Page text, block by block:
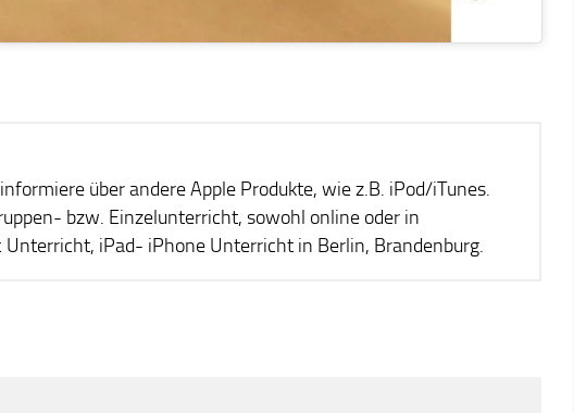
über andere Apple Produkte, wie z.B. iPod/iTunes.
bzw. Einzelunterricht, sowohl online oder in
iPad- iPhone Unterricht in Berlin, Brandenburg.